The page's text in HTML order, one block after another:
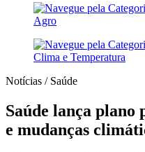
Agro
Clima e Temperatura
Notícias / Saúde
Saúde lança
e mudanças